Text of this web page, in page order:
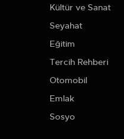
Kültür ve Sanat
Seyahat
Eğitim
Tercih Rehberi
Otomobil
Emlak
Sosyo